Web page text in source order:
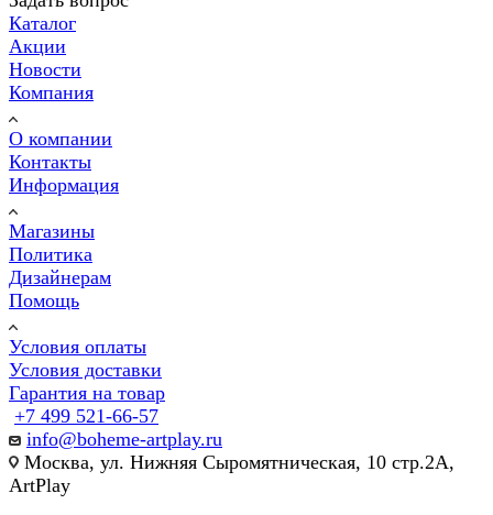
Каталог
Акции
Новости
Компания
О компании
Контакты
Информация
Магазины
Политика
Дизайнерам
Помощь
Условия оплаты
Условия доставки
Гарантия на товар
+7 499 521-66-57
info@boheme-artplay.ru
Москва, ул. Нижняя Сыромятническая, 10 стр.2А,
ArtPlay